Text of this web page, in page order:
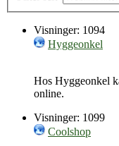
Visninger: 1094
Hyggeonkel
Hos Hyggeonkel
online.
Visninger: 1099
Coolshop